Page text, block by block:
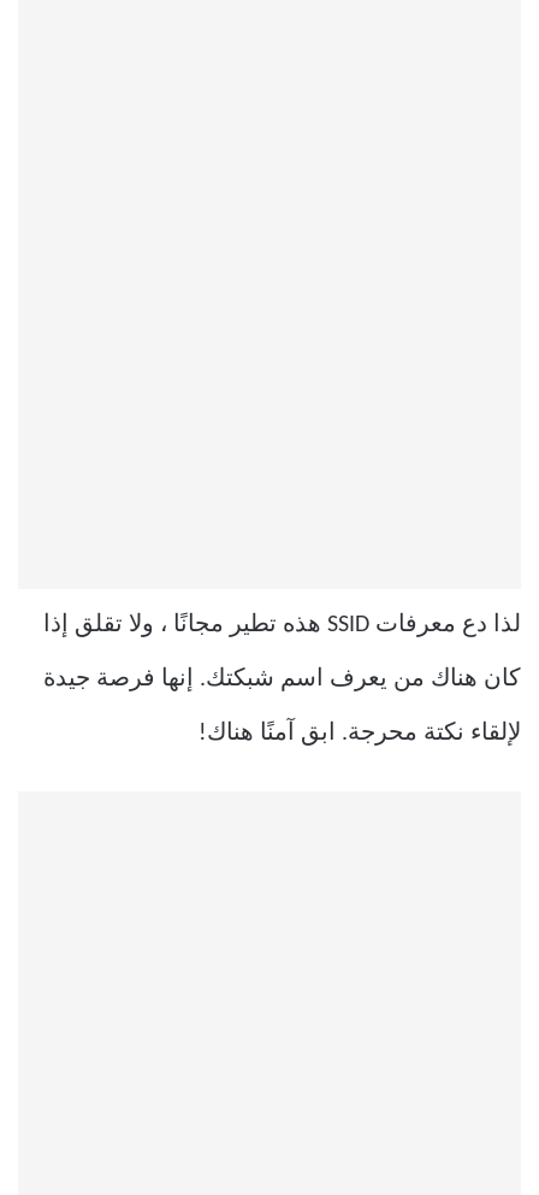
لذا دع معرفات SSID هذه تطير مجانًا ، ولا تقلق إذا
كان هناك من يعرف اسم شبكتك. إنها فرصة جيدة
لإلقاء نكتة محرجة. ابق آمنًا هناك!